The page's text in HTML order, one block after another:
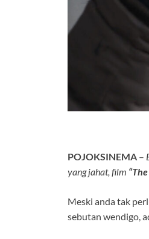
POJOKSINEMA –
yang jahat, film
Meski anda tak
sebutan wendigo,